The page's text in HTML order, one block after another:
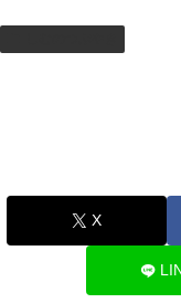
でも追加するには多い
短いですが今日はここ